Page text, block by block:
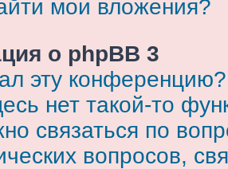
мои вложения?
о phpBB 3
эту конференцию?
нет такой-то
связаться по
вопросов,